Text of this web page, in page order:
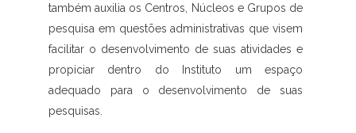
também auxilia os Centros, Núcleos e Grupos de
pesquisa em questões administrativas que visem
facilitar o desenvolvimento de suas atividades e
propiciar dentro do Instituto um espaço
adequado para o desenvolvimento de suas
pesquisas.